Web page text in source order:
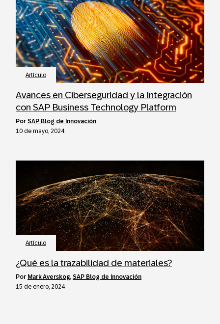
Artículo
Avances en Ciberseguridad y la Integración
con SAP Business Technology Platform
por SAP Blog de Innovación
10 de mayo, 2024
Artículo
¿Qué es la trazabilidad de materiales?
por Mark Averskog, SAP Blog de Innovación
15 de enero, 2024